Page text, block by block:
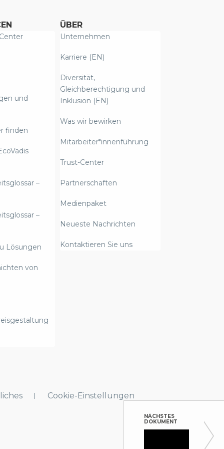
NÄCHSTES
DOKUMENT
und
finden
–
–
Lösungen
von
ÜBER
Unternehmen
Karriere (EN)
Diversität,
Gleichberechtigung und
Inklusion (EN)
Was wir bewirken
Mitarbeiter*innenführung
Trust-Center
Partnerschaften
Medienpaket
Neueste Nachrichten
Kontaktieren Sie uns
Cookie-Einstellungen